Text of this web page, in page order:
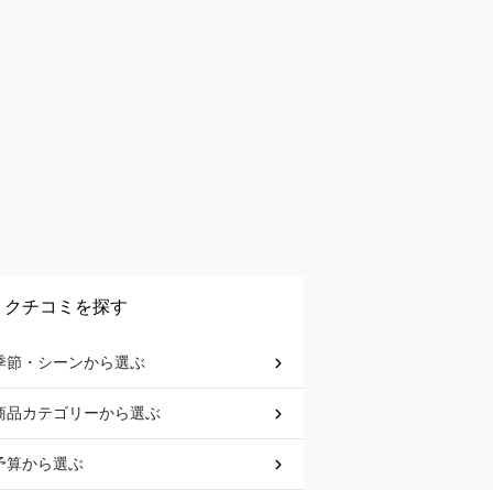
クチコミを探す
節・シーンから選ぶ
品カテゴリーから選ぶ
算から選ぶ